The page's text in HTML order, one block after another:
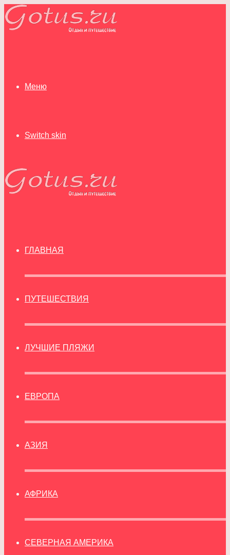
Меню
Switch skin
ГЛАВНАЯ
ПУТЕШЕСТВИЯ
ЛУЧШИЕ ПЛЯЖИ
ЕВРОПА
АЗИЯ
АФРИКА
СЕВЕРНАЯ АМЕРИКА